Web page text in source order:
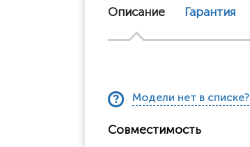
Описание Гарантия
Модели нет в списке?
Совместимость